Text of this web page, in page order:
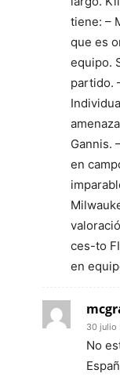
tiene: –
que es
equipo.
partido.
Gannis.
en
ces-to
en
30 julio
No